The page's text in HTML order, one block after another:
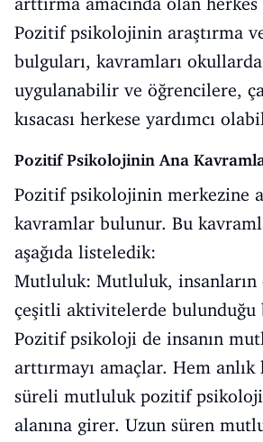
Pozitif psikolojinin araştırma
bulguları, kavramları
uygulanabilir ve öğrencilere,
kısacası herkese yardımcı
Pozitif Psikolojinin Ana
Pozitif psikolojinin merkezine
kavramlar bulunur. Bu
aşağıda listeledik:
Mutluluk: Mutluluk, insanların
çeşitli aktivitelerde bulunduğu
Pozitif psikoloji de insanın
arttırmayı amaçlar. Hem anlık
süreli mutluluk pozitif
alanına girer. Uzun süren